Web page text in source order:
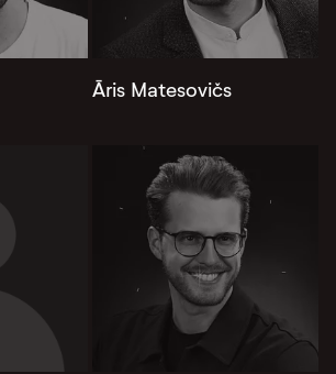
Āris Matesovičs